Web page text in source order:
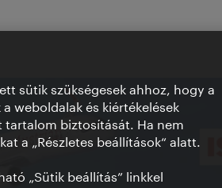
sütik szükségesek ahhoz, hogy a
weboldalak és kiértékelések
tartalom biztosítását. Ha nem
a „Részletes beállítások“ alatt.
„Sütik beállítás” linkkel